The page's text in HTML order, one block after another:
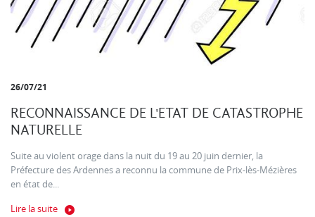
26/07/21
RECONNAISSANCE DE L'ETAT DE CATASTROPHE
NATURELLE
Suite au violent orage dans la nuit du 19 au 20 juin dernier, la
Préfecture des Ardennes a reconnu la commune de Prix-lès-Mézières
en état de...
Lire la suite